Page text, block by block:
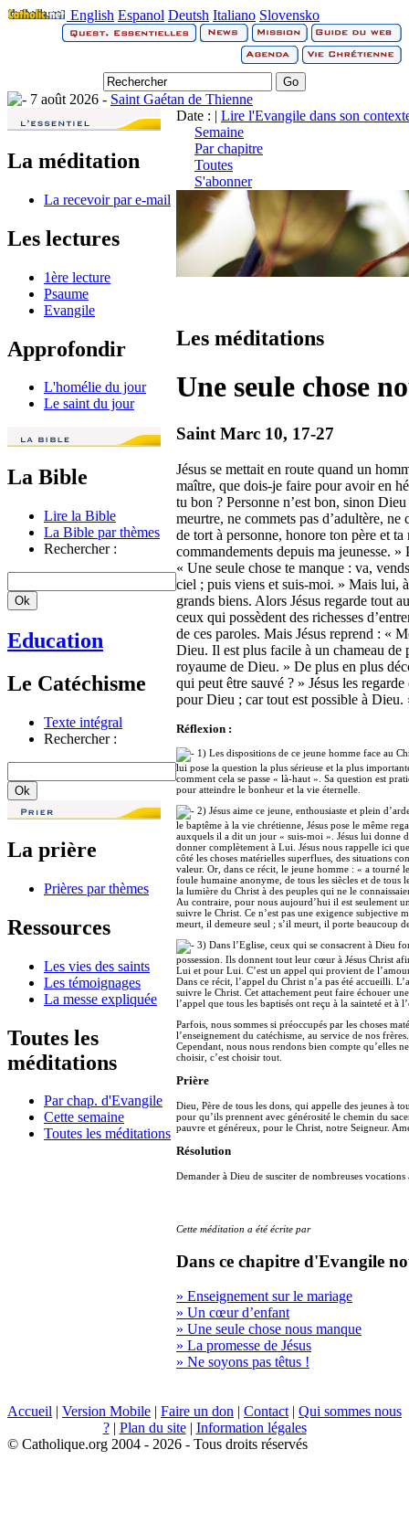
English Espanol Deutsh Italiano Slovensko
7 août 2026 - Saint Gaétan de Thienne
La méditation
La recevoir par e-mail
Les lectures
1ère lecture
Psaume
Evangile
Approfondir
L'homélie du jour
Le saint du jour
La Bible
Lire la Bible
La Bible par thèmes
Rechercher :
Education
Le Catéchisme
Texte intégral
Rechercher :
La prière
Prières par thèmes
Ressources
Les vies des saints
Les témoignages
La messe expliquée
Toutes les
méditations
Par chap. d'Evangile
Cette semaine
Toutes les méditations
Date : | Lire l'Evangile dans son
Semaine
Par chapitre
Toutes
S'abonner
Les méditations
Une seule chose
Saint Marc 10, 17-27
Jésus se mettait en route quand un
maître, que dois-je faire pour avoir en
tu bon ? Personne n’est bon, sinon
meurtre, ne commets pas d’adultère,
de tort à personne, honore ton père et
commandements depuis ma jeunesse.
« Une seule chose te manque : va,
ciel ; puis viens et suis-moi. » Mais lui,
grands biens. Alors Jésus regarde tout
ceux qui possèdent des richesses
de ces paroles. Mais Jésus reprend : «
Dieu. Il est plus facile à un chameau de
royaume de Dieu. » De plus en plus
qui peut être sauvé ? » Jésus les
pour Dieu ; car tout est possible à Dieu.
Réflexion :
1) Les dispositions de ce jeune homme face au
lui pose la question la plus sérieuse et la plus
comment cela se passe « là-haut ». Sa question est
pour atteindre le bonheur et la vie éternelle.
2) Jésus aime ce jeune, enthousiaste et plein
le baptême à la vie chrétienne, Jésus pose le même
auxquels il a dit un jour « suis-moi ». Jésus lui donne
donner complètement à Lui. Jésus nous rappelle ici
côté les choses matérielles superflues, des situations
valeur. Or, dans ce récit, le jeune homme : « a tourné
foule humaine anonyme, de tous les siècles et de tous
la lumière du Christ à des peuples qui ne le
Au contraire, pour nous aujourd’hui il est seulement
suivre le Christ. Ce n’est pas une exigence subjective
meurt, il demeure seul ; s’il meurt, il porte beaucoup
3) Dans l’Eglise, ceux qui se consacrent à Dieu
possession. Ils donnent tout leur cœur à Jésus Christ
Lui et pour Lui. C’est un appel qui provient de
Dans ce récit, l’appel du Christ n’a pas été accueilli.
suivre le Christ. Cet attachement peut faire échouer
l’appel que tous les baptisés ont reçu à la sainteté et à
Parfois, nous sommes si préoccupés par les choses
l’enseignement du catéchisme, au service de nos
Cependant, nous nous rendons bien compte qu’elles
choisir, c’est choisir tout.
Prière
Dieu, Père de tous les dons, qui appelle des jeunes à
pour qu’ils prennent avec générosité le chemin du
pauvre et généreux, pour le Christ, notre Seigneur.
Résolution
Demander à Dieu de susciter de nombreuses
Cette méditation a été écrite par
Dans ce chapitre d'Evangile
» Enseignement sur le mariage
» Un cœur d’enfant
» Une seule chose nous manque
» La promesse de Jésus
» Ne soyons pas têtus !
Accueil | Version Mobile | Faire un don | Contact | Qui sommes nous
?| Plan du site| Information légales
© Catholique.org 2004 - 2026 - Tous droits réservés